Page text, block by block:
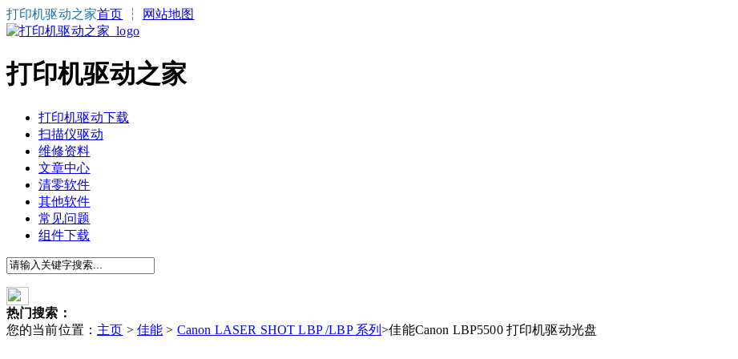
打印机驱动之家首页 ┆ 网站地图
打印机驱动之家
打印机驱动下载
扫描仪驱动
维修资料
文章中心
清零软件
其他软件
常见问题
组件下载
热门搜索：
您的当前位置： 主页 > 佳能 > Canon LASER SHOT LBP /LBP 系列>佳能Canon LBP5500 打印机驱动光盘